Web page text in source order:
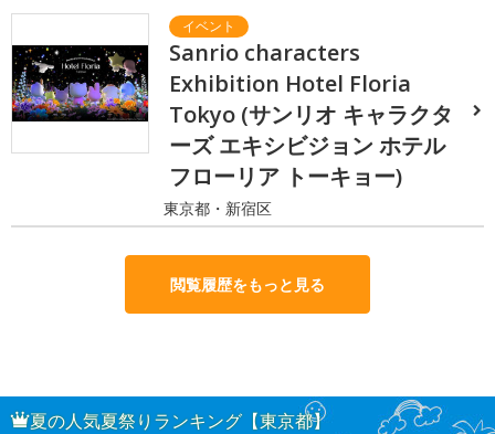
Sanrio characters
Exhibition Hotel Floria
Tokyo (サンリオ キャラクタ
ーズ エキシビジョン ホテル
フローリア トーキョー)
東京都・新宿区
閲覧履歴をもっと見る
夏の人気夏祭りランキング【東京都】